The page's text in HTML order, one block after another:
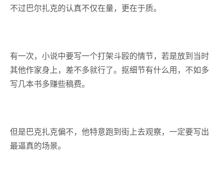
不过巴尔扎克的认真不仅在量，更在于质。
有一次，小说中要写一个打架斗殴的情节，若是放到当时
其他作家身上，差不多就行了。抠细节有什么用，不如多
写几本书多赚些稿费。
但是巴克扎克偏不，他特意跑到街上去观察，一定要写出
最逼真的场景。